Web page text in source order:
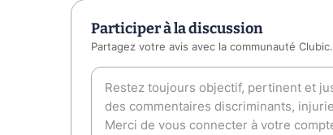
Participer à la discussion
Partagez votre avis avec la communauté Clubic.